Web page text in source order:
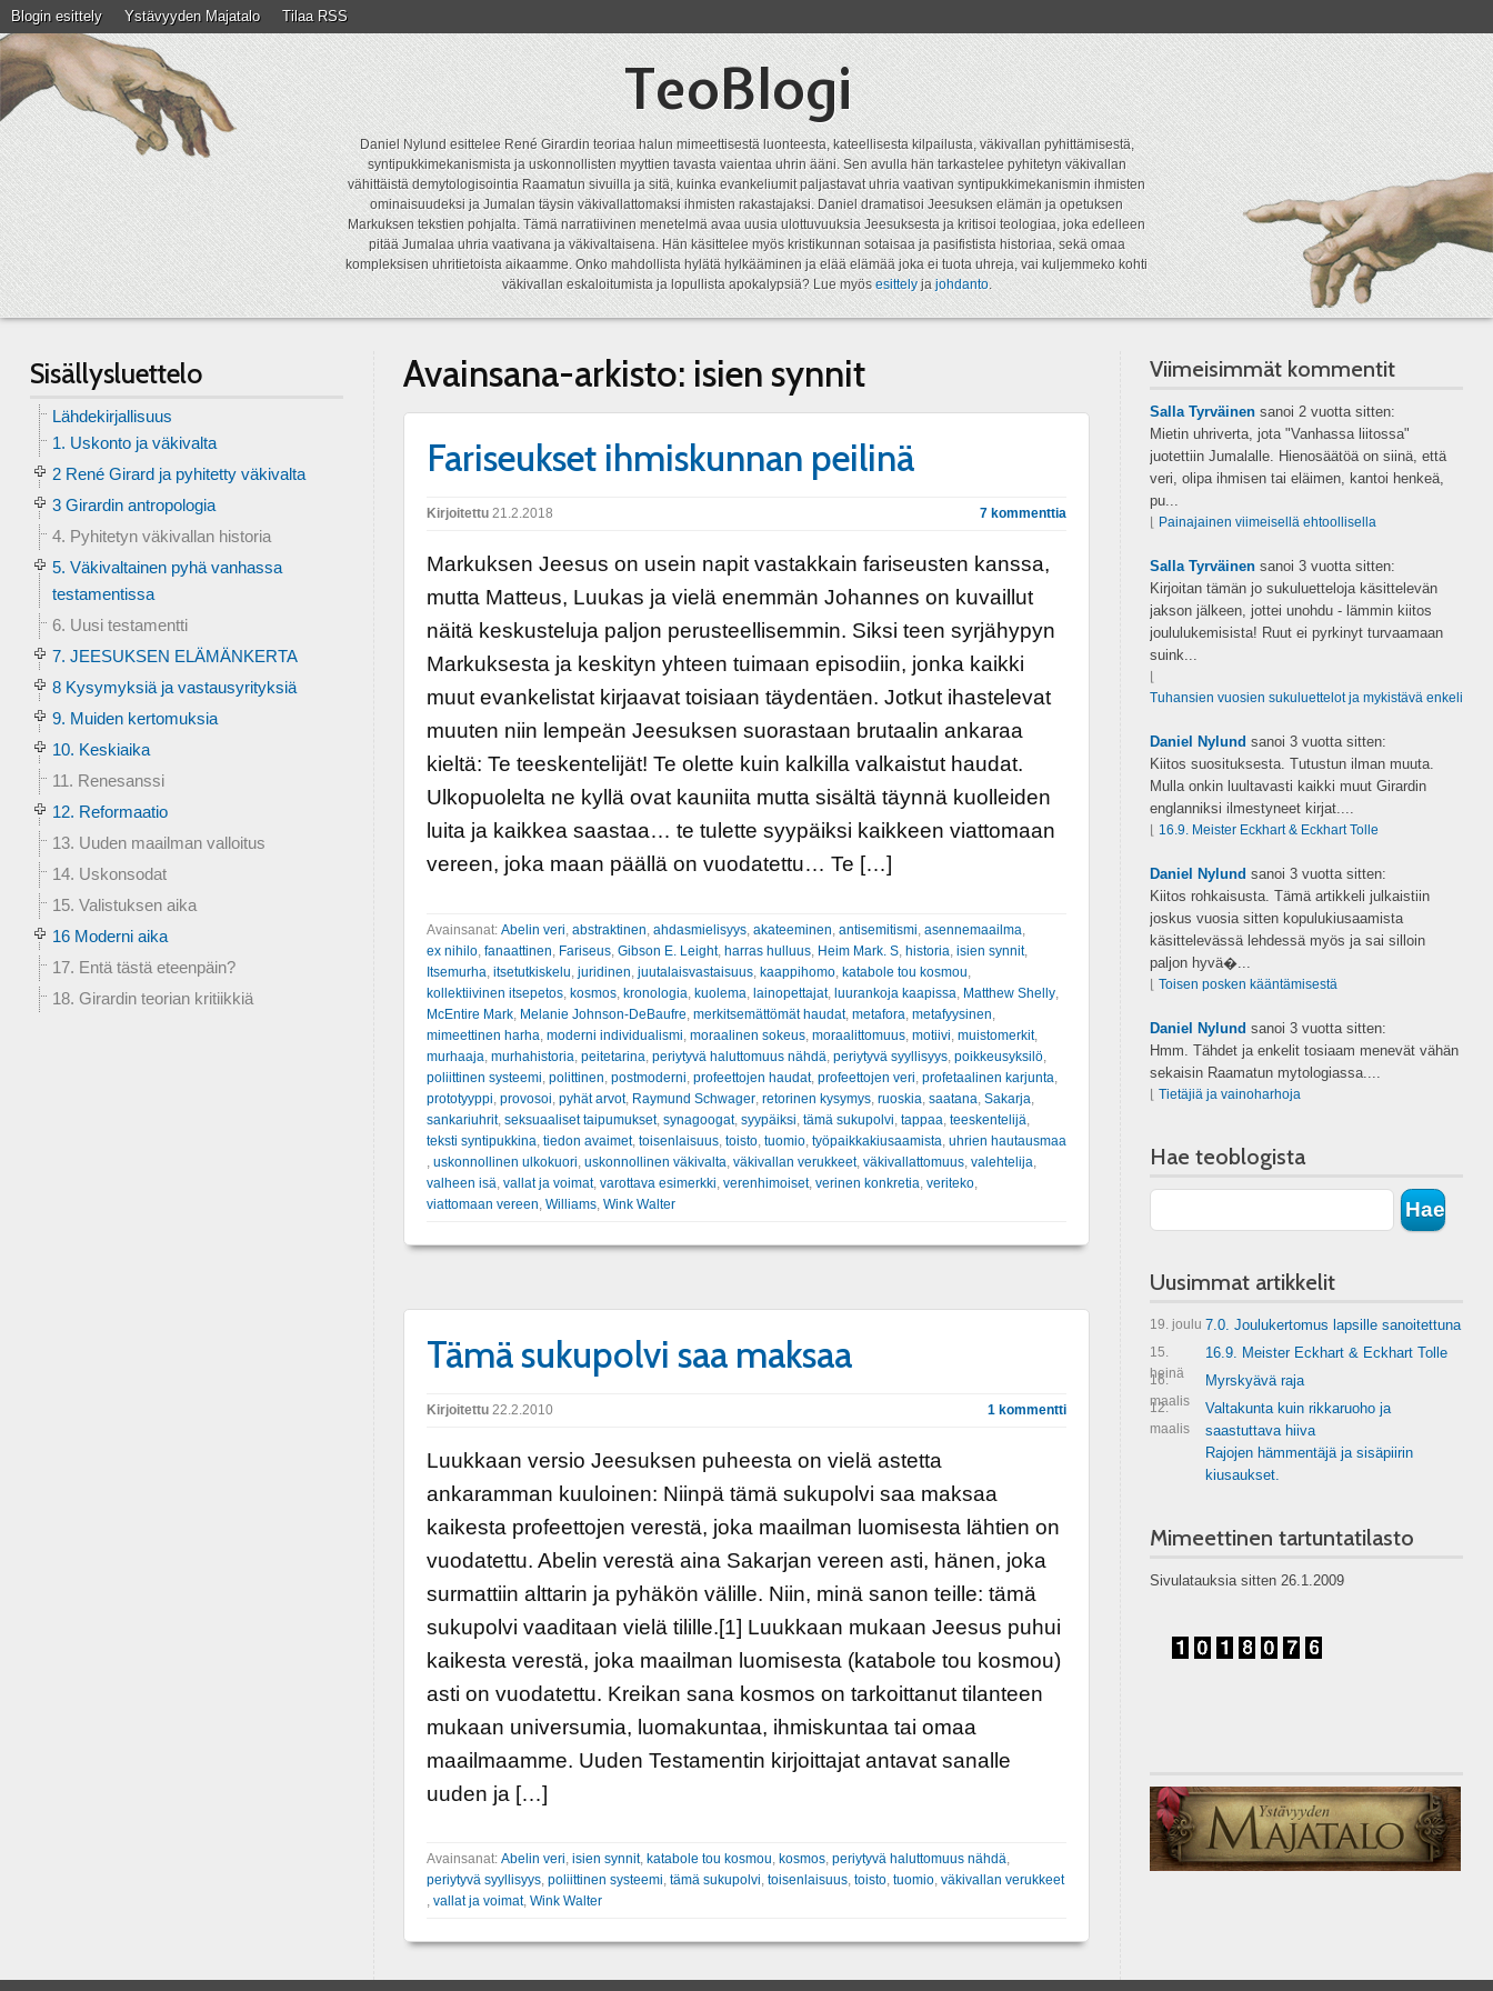
Blogin esittely Ystävyyden Majatalo Tilaa RSS
TeoBlogi
Daniel Nylund esittelee René Girardin teoriaa halun mimeettisestä luonteesta, kateellisesta kilpailusta, väkivallan pyhittämisestä,
syntipukkimekanismista ja uskonnollisten myyttien tavasta vaientaa uhrin ääni. Sen avulla hän tarkastelee pyhitetyn väkivallan
vähittäistä demytologisointia Raamatun sivuilla ja sitä, kuinka evankeliumit paljastavat uhria vaativan syntipukkimekanismin ihmisten
ominaisuudeksi ja Jumalan täysin väkivallattomaksi ihmisten rakastajaksi. Daniel dramatisoi Jeesuksen elämän ja opetuksen
Markuksen tekstien pohjalta. Tämä narratiivinen menetelmä avaa uusia ulottuvuuksia Jeesuksesta ja kritisoi teologiaa, joka edelleen
pitää Jumalaa uhria vaativana ja väkivaltaisena. Hän käsittelee myös kristikunnan sotaisaa ja pasifistista historiaa, sekä omaa
kompleksisen uhritietoista aikaamme. Onko mahdollista hylätä hylkääminen ja elää elämää joka ei tuota uhreja, vai kuljemmeko kohti
väkivallan eskaloitumista ja lopullista apokalypsiä? Lue myösesittelyjajohdanto.
Avainsana-arkisto: isien synnit
Fariseukset ihmiskunnan peilinä
Kirjoitettu21.2.2018 7 kommenttia
Markuksen Jeesus on usein napit vastakkain fariseusten kanssa,
mutta Matteus, Luukas ja vielä enemmän Johannes on kuvaillut
näitä keskusteluja paljon perusteellisemmin. Siksi teen syrjähypyn
Markuksesta ja keskityn yhteen tuimaan episodiin, jonka kaikki
muut evankelistat kirjaavat toisiaan täydentäen. Jotkut ihastelevat
muuten niin lempeän Jeesuksen suorastaan brutaalin ankaraa
kieltä: Te teeskentelijät! Te olette kuin kalkilla valkaistut haudat.
Ulkopuolelta ne kyllä ovat kauniita mutta sisältä täynnä kuolleiden
luita ja kaikkea saastaa… te tulette syypäiksi kaikkeen viattomaan
vereen, joka maan päällä on vuodatettu… Te […]
Avainsanat: Abelin veri abstraktinen ahdasmielisyys, akateeminen antisemitismi asennemaailma
ex nihilo, fanaattinen Fariseus, Gibson E. Leight, harras hulluus, Heim Mark. S, historia isien synnit,
Itsemurha itsetutkiskelu juridinen juutalaisvastaisuus, kaappihomo, katabole tou kosmou
kollektiivinen itsepetos, kosmos, kronologia kuolema lainopettajat, luurankoja kaapissa Matthew Shelly,
McEntire Mark, Melanie Johnson-DeBaufre merkitsemättömät haudat, metafora metafyysinen
mimeettinen harha moderni individualismi moraalinen sokeus, moraalittomuus, motiivi muistomerkit,
murhaaja murhahistoria peitetarina periytyvä haluttomuus nähdä periytyvä syyllisyys, poikkeusyksilö,
poliittinen systeemi polittinen postmoderni profeettojen haudat, profeettojen veri profetaalinen karjunta
prototyyppi provosoi pyhät arvot, Raymund Schwager, retorinen kysymys, ruoskia saatana Sakarja
sankariuhrit, seksuaaliset taipumukset, synagoogat, syypäiksi tämä sukupolvi tappaa teeskentelijä
teksti syntipukkina tiedon avaimet, toisenlaisuus, toisto, tuomio, työpaikkakiusaamista uhrien hautausmaa
uskonnollinen ulkokuori uskonnollinen väkivalta väkivallan verukkeet, väkivallattomuus, valehtelija
valheen isä vallat ja voimat, varottava esimerkki verenhimoiset, verinen konkretia veriteko,
viattomaan vereen Williams, Wink Walter
Tämä sukupolvi saa maksaa
Kirjoitettu22.2.2010 1 kommentti
Luukkaan versio Jeesuksen puheesta on vielä astetta
ankaramman kuuloinen: Niinpä tämä sukupolvi saa maksaa
kaikesta profeettojen verestä, joka maailman luomisesta lähtien on
vuodatettu. Abelin verestä aina Sakarjan vereen asti, hänen, joka
surmattiin alttarin ja pyhäkön välille. Niin, minä sanon teille: tämä
sukupolvi vaaditaan vielä tilille.[1] Luukkaan mukaan Jeesus puhui
kaikesta verestä, joka maailman luomisesta (katabole tou kosmou)
asti on vuodatettu. Kreikan sana kosmos on tarkoittanut tilanteen
mukaan universumia, luomakuntaa, ihmiskuntaa tai omaa
maailmaamme. Uuden Testamentin kirjoittajat antavat sanalle
uuden ja […]
Avainsanat: Abelin veri, isien synnit, katabole tou kosmou, kosmos, periytyvä haluttomuus nähdä,
periytyvä syyllisyys, poliittinen systeemi, tämä sukupolvi, toisenlaisuus, toisto, tuomio, väkivallan verukkeet
, vallat ja voimat, Wink Walter
Sisällysluettelo
Lähdekirjallisuus
1. Uskonto ja väkivalta
2 René Girard ja pyhitetty väkivalta
3 Girardin antropologia
4. Pyhitetyn väkivallan historia
5. Väkivaltainen pyhä vanhassa
testamentissa
6. Uusi testamentti
7. JEESUKSEN ELÄMÄNKERTA
8 Kysymyksiä ja vastausyrityksiä
9. Muiden kertomuksia
10. Keskiaika
11. Renesanssi
12. Reformaatio
13. Uuden maailman valloitus
14. Uskonsodat
15. Valistuksen aika
16 Moderni aika
17. Entä tästä eteenpäin?
18. Girardin teorian kritiikkiä
Viimeisimmät kommentit
Salla Tyrväinensanoi 2 vuotta sitten:
Mietin uhriverta, jota "Vanhassa liitossa"
juotettiin Jumalalle. Hienosäätöä on siinä, että
veri, olipa ihmisen tai eläimen, kantoi henkeä,
pu...
Painajainen viimeisellä ehtoollisella
Salla Tyrväinensanoi 3 vuotta sitten:
Kirjoitan tämän jo sukuluetteloja käsittelevän
jakson jälkeen, jottei unohdu - lämmin kiitos
joululukemisista! Ruut ei pyrkinyt turvaamaan
suink...
Tuhansien vuosien sukuluettelot ja mykistävä enkeli
Daniel Nylund sanoi 3 vuotta sitten:
Kiitos suosituksesta. Tutustun ilman muuta.
Mulla onkin luultavasti kaikki muut Girardin
englanniksi ilmestyneet kirjat....
16.9. Meister Eckhart & Eckhart Tolle
Daniel Nylund sanoi 3 vuotta sitten:
Kiitos rohkaisusta. Tämä artikkeli julkaistiin
joskus vuosia sitten kopulukiusaamista
käsittelevässä lehdessä myös ja sai silloin
paljon hyvä�...
Toisen posken kääntämisestä
Daniel Nylund sanoi 3 vuotta sitten:
Hmm. Tähdet ja enkelit tosiaam menevät vähän
sekaisin Raamatun mytologiassa....
Tietäjiä ja vainoharhoja
Hae teoblogista
Uusimmat artikkelit
19. joulu 7.0. Joulukertomus lapsille sanoitettuna
15.
heinä
16.9. Meister Eckhart & Eckhart Tolle
16.
maalis
Myrskyävä raja
12.
maalis
Valtakunta kuin rikkaruoho ja
saastuttava hiiva
Rajojen hämmentäjä ja sisäpiirin
kiusaukset.
Mimeettinen tartuntatilasto
Sivulatauksia sitten 26.1.2009